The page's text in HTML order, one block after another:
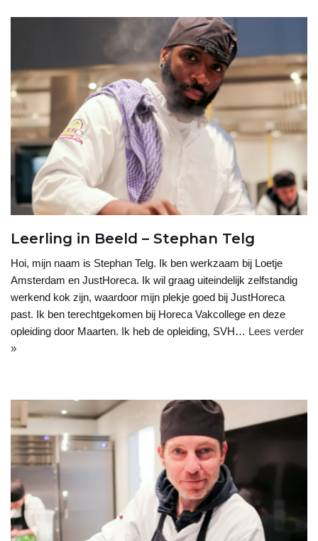
Leerling in Beeld – Stephan Telg
Hoi, mijn naam is Stephan Telg. Ik ben werkzaam bij Loetje
Amsterdam en JustHoreca. Ik wil graag uiteindelijk zelfstandig
werkend kok zijn, waardoor mijn plekje goed bij JustHoreca
past. Ik ben terechtgekomen bij Horeca Vakcollege en deze
opleiding door Maarten. Ik heb de opleiding, SVH… Lees verder
»